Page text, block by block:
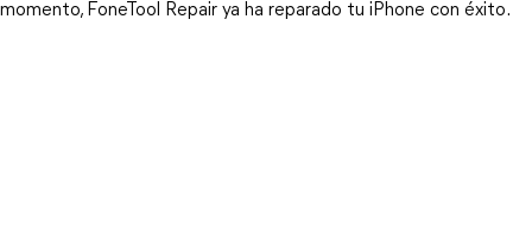
momento, FoneTool Repair ya ha reparado tu iPhone con éxito.